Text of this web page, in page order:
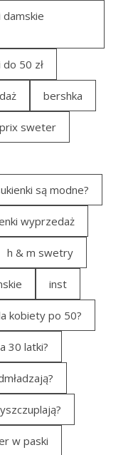
damskie
50 zł
bershka
sweter
są modne?
wyprzedaż
h & m swetry
inst
kobiety po 50?
30 latki?
w paski